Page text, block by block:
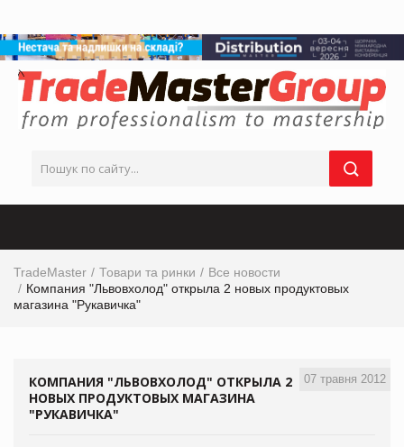
TradeMaster Товари та ринки
Все новости
Компания "Львовхолод" открыла 2 новых продуктовых
магазина "Рукавичка"
07 травня 2012
КОМПАНИЯ "ЛЬВОВХОЛОД" ОТКРЫЛА 2
НОВЫХ ПРОДУКТОВЫХ МАГАЗИНА
"РУКАВИЧКА"